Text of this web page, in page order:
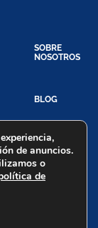
SOBRE
NOSOTROS
BLOG
de Cookies
de anuncios.
o
de